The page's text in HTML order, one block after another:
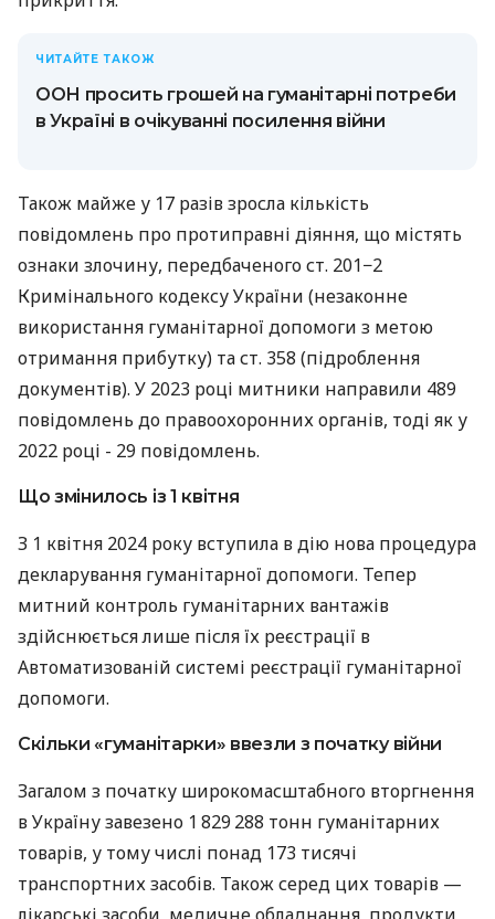
ЧИТАЙТЕ ТАКОЖ
ООН просить грошей на гуманітарні потреби
в Україні в очікуванні посилення війни
Також майже у 17 разів зросла кількість
повідомлень про протиправні діяння, що містять
ознаки злочину, передбаченого ст. 201−2
Кримінального кодексу України (незаконне
використання гуманітарної допомоги з метою
отримання прибутку) та ст. 358 (підроблення
документів). У 2023 році митники направили 489
повідомлень до правоохоронних органів, тоді як у
2022 році - 29 повідомлень.
Що змінилось із 1 квітня
З 1 квітня 2024 року вступила в дію нова процедура
декларування гуманітарної допомоги. Тепер
митний контроль гуманітарних вантажів
здійснюється лише після їх реєстрації в
Автоматизованій системі реєстрації гуманітарної
допомоги.
Скільки «гуманітарки» ввезли з початку війни
Загалом з початку широкомасштабного вторгнення
в Україну завезено 1 829 288 тонн гуманітарних
товарів, у тому числі понад 173 тисячі
транспортних засобів. Також серед цих товарів —